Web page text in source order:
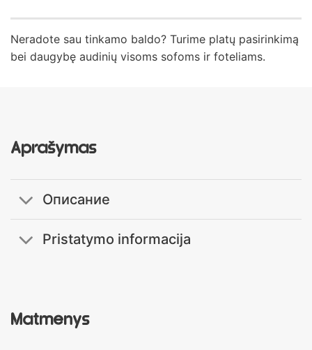
Neradote sau tinkamo baldo? Turime platų pasirinkimą
bei daugybę audinių visoms sofoms ir foteliams.
Matmenys
Aprašymas
Описание
Pristatymo informacija